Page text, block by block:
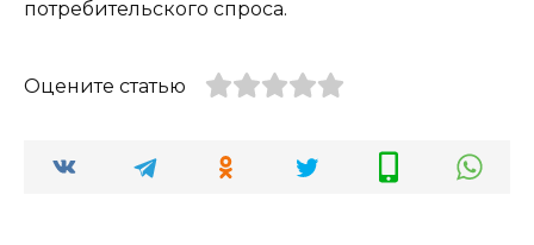
потребительского спроса.
Оцените статью